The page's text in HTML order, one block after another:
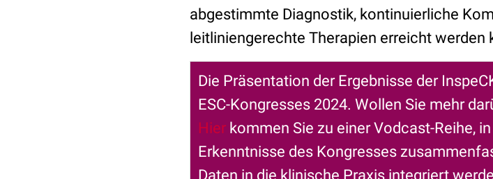
abgestimmte Diagnostik, kontinuierliche
leitliniengerechte Therapien erreicht werden
Die Präsentation der Ergebnisse der
ESC-Kongresses 2024. Wollen Sie mehr
Hier kommen Sie zu einer Vodcast-Reihe,
Erkenntnisse des Kongresses
Daten in die klinische Praxis integriert